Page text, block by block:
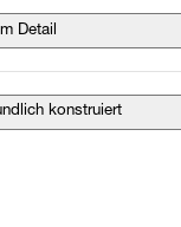
Detail
konstruiert